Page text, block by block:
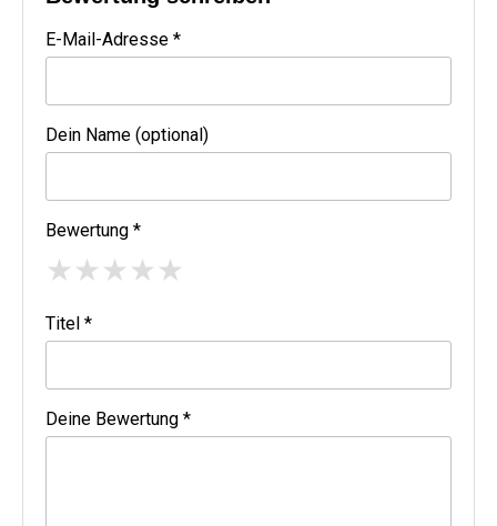
E-Mail-Adresse *
Dein Name (optional)
Bewertung *
★★★★★
Titel *
Deine Bewertung *